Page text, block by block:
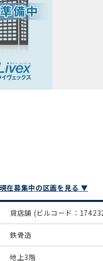
現在募集中の区画を見る ▼
貸店舗 (ビルコード：
鉄骨造
地上3階